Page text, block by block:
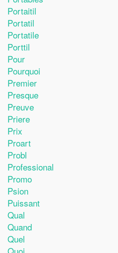
Portaitil
Portatil
Portatile
Porttil
Pour
Pourquoi
Premier
Presque
Preuve
Priere
Prix
Proart
Probl
Professional
Promo
Psion
Puissant
Qual
Quand
Quel